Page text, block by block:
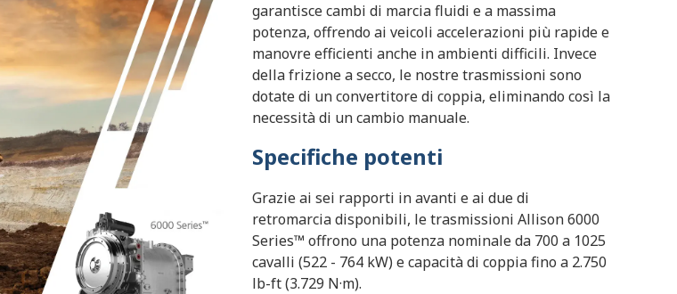
garantisce cambi di marcia fluidi e a massima
potenza, offrendo ai veicoli accelerazioni più rapide e
manovre efficienti anche in ambienti difficili. Invece
della frizione a secco, le nostre trasmissioni sono
dotate di un convertitore di coppia, eliminando così la
necessità di un cambio manuale.
Specifiche potenti
Grazie ai sei rapporti in avanti e ai due di
retromarcia disponibili, le trasmissioni Allison 6000
Series™ offrono una potenza nominale da 700 a 1025
cavalli (522 - 764 kW) e capacità di coppia fino a 2.750
lb-ft (3.729 N·m).